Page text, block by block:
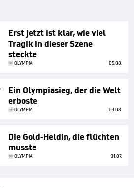
Erst jetzt ist klar, wie viel
Tragik in dieser Szene
steckte
OLYMPIA 05.08.
Ein Olympiasieg, der die Welt
erboste
OLYMPIA 03.08.
Die Gold-Heldin, die flüchten
musste
OLYMPIA 31.07.